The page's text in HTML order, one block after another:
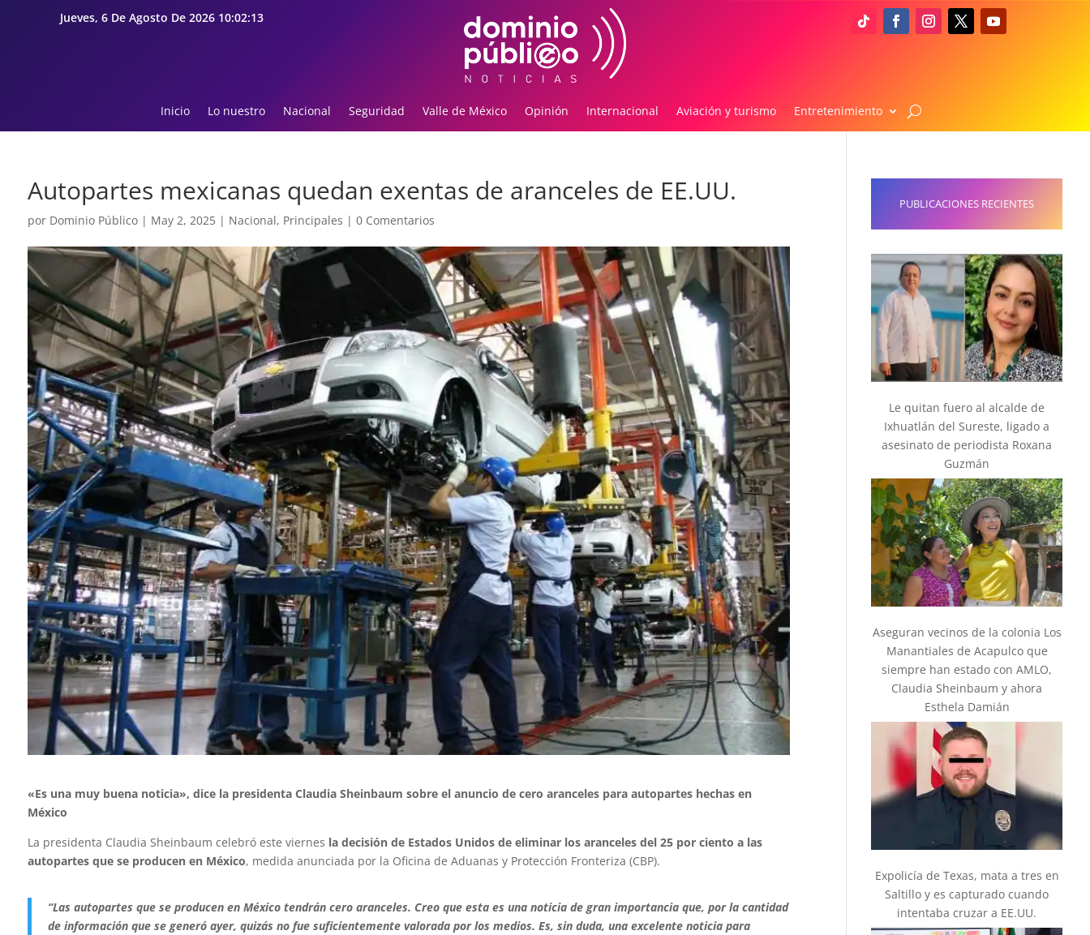
Jueves, 6 De Agosto De 2026 10:02:15
Inicio Lo nuestro Nacional Seguridad Valle de México Opinión Internacional Aviación y turismo Entretenimiento
Autopartes mexicanas quedan exentas de aranceles de EE.UU.
por Dominio Público| May 2, 2025| Nacional, Principales | 0 Comentarios
«Es una muy buena noticia», dice la presidenta Claudia Sheinbaum sobre el anuncio de cero aranceles para autopartes hechas en
México
La presidenta Claudia Sheinbaum celebró este viernes la decisión de Estados Unidos de eliminar los aranceles del 25 por ciento a las
autopartes que se producen en México, medida anunciada por la Oficina de Aduanas y Protección Fronteriza (CBP).
“Las autopartes que se producen en México tendrán cero aranceles. Creo que esta es una noticia de gran importancia que, por la cantidad
de información que se generó ayer, quizás no fue suficientemente valorada por los medios. Es, sin duda, una excelente noticia para
PUBLICACIONES RECIENTES
Le quitan fuero al alcalde de
Ixhuatlán del Sureste, ligado a
asesinato de periodista Roxana
Guzmán
Aseguran vecinos de la colonia Los
Manantiales de Acapulco que
siempre han estado con AMLO,
Claudia Sheinbaum y ahora
Esthela Damián
Expolicía de Texas, mata a tres en
Saltillo y es capturado cuando
intentaba cruzar a EE.UU.